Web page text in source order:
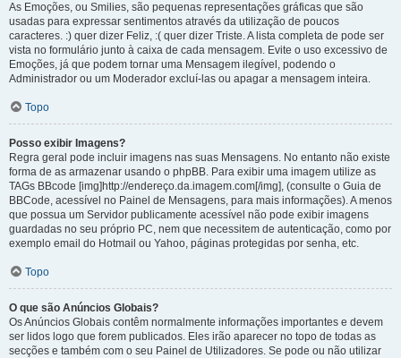
As Emoções, ou Smilies, são pequenas representações gráficas que são
usadas para expressar sentimentos através da utilização de poucos
caracteres. :) quer dizer Feliz, :( quer dizer Triste. A lista completa de pode ser
vista no formulário junto à caixa de cada mensagem. Evite o uso excessivo de
Emoções, já que podem tornar uma Mensagem ilegível, podendo o
Administrador ou um Moderador excluí-las ou apagar a mensagem inteira.
Topo
Posso exibir Imagens?
Regra geral pode incluir imagens nas suas Mensagens. No entanto não existe
forma de as armazenar usando o phpBB. Para exibir uma imagem utilize as
TAGs BBcode [img]http://endereço.da.imagem.com[/img], (consulte o Guia de
BBCode, acessível no Painel de Mensagens, para mais informações). A menos
que possua um Servidor publicamente acessível não pode exibir imagens
guardadas no seu próprio PC, nem que necessitem de autenticação, como por
exemplo email do Hotmail ou Yahoo, páginas protegidas por senha, etc.
Topo
O que são Anúncios Globais?
Os Anúncios Globais contêm normalmente informações importantes e devem
ser lidos logo que forem publicados. Eles irão aparecer no topo de todas as
secções e também com o seu Painel de Utilizadores. Se pode ou não utilizar